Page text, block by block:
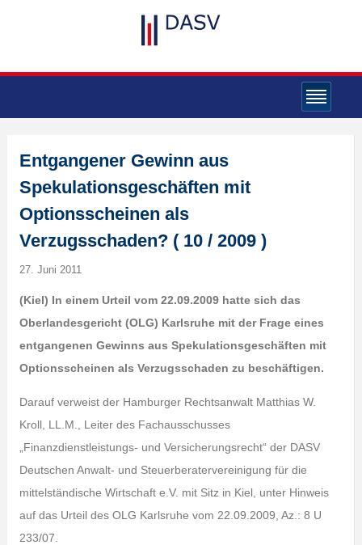
Entgangener Gewinn aus
Spekulationsgeschäften mit
Optionsscheinen als
Verzugsschaden? ( 10 / 2009 )
27. Juni 2011
(Kiel) In einem Urteil vom 22.09.2009 hatte sich das
Oberlandesgericht (OLG) Karlsruhe mit der Frage eines
entgangenen Gewinns aus Spekulationsgeschäften mit
Optionsscheinen als Verzugsschaden zu beschäftigen.
Darauf verweist der Hamburger Rechtsanwalt Matthias W.
Kroll, LL.M., Leiter des Fachausschusses
„Finanzdienstleistungs- und Versicherungsrecht“ der DASV
Deutschen Anwalt- und Steuerberatervereinigung für die
mittelständische Wirtschaft e.V. mit Sitz in Kiel, unter Hinweis
auf das Urteil des OLG Karlsruhe vom 22.09.2009, Az.: 8 U
233/07.